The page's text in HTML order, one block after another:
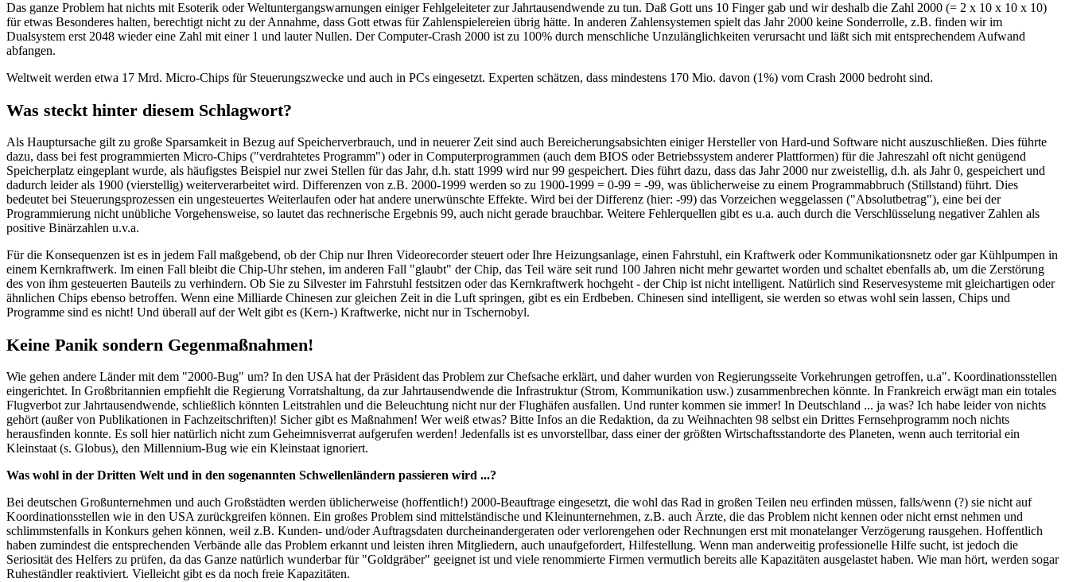
Das ganze Problem hat nichts mit Esoterik oder Weltuntergangswarnungen einiger Fehlgeleiteter zur Jahrtausendwende zu tun. Daß Gott uns 10 Finger gab und wir deshalb die Zahl 2000 (= 2 x 10 x 10 x 10)
für etwas Besonderes halten, berechtigt nicht zu der Annahme, dass Gott etwas für Zahlenspielereien übrig hätte. In anderen Zahlensystemen spielt das Jahr 2000 keine Sonderrolle, z.B. finden wir im
Dualsystem erst 2048 wieder eine Zahl mit einer 1 und lauter Nullen. Der Computer-Crash 2000 ist zu 100% durch menschliche Unzulänglichkeiten verursacht und läßt sich mit entsprechendem Aufwand
abfangen.
Weltweit werden etwa 17 Mrd. Micro-Chips für Steuerungszwecke und auch in PCs eingesetzt. Experten schätzen, dass mindestens 170 Mio. davon (1%) vom Crash 2000 bedroht sind.
Was steckt hinter diesem Schlagwort?
Als Hauptursache gilt zu große Sparsamkeit in Bezug auf Speicherverbrauch, und in neuerer Zeit sind auch Bereicherungsabsichten einiger Hersteller von Hard-und Software nicht auszuschließen. Dies führte
dazu, dass bei fest programmierten Micro-Chips ("verdrahtetes Programm") oder in Computerprogrammen (auch dem BIOS oder Betriebssystem anderer Plattformen) für die Jahreszahl oft nicht genügend
Speicherplatz eingeplant wurde, als häufigstes Beispiel nur zwei Stellen für das Jahr, d.h. statt 1999 wird nur 99 gespeichert. Dies führt dazu, dass das Jahr 2000 nur zweistellig, d.h. als Jahr 0, gespeichert und
dadurch leider als 1900 (vierstellig) weiterverarbeitet wird. Differenzen von z.B. 2000-1999 werden so zu 1900-1999 = 0-99 = -99, was üblicherweise zu einem Programmabbruch (Stillstand) führt. Dies
bedeutet bei Steuerungsprozessen ein ungesteuertes Weiterlaufen oder hat andere unerwünschte Effekte. Wird bei der Differenz (hier: -99) das Vorzeichen weggelassen ("Absolutbetrag"), eine bei der
Programmierung nicht unübliche Vorgehensweise, so lautet das rechnerische Ergebnis 99, auch nicht gerade brauchbar. Weitere Fehlerquellen gibt es u.a. auch durch die Verschlüsselung negativer Zahlen als
positive Binärzahlen u.v.a.
Für die Konsequenzen ist es in jedem Fall maßgebend, ob der Chip nur Ihren Videorecorder steuert oder Ihre Heizungsanlage, einen Fahrstuhl, ein Kraftwerk oder Kommunikationsnetz oder gar Kühlpumpen in
einem Kernkraftwerk. Im einen Fall bleibt die Chip-Uhr stehen, im anderen Fall "glaubt" der Chip, das Teil wäre seit rund 100 Jahren nicht mehr gewartet worden und schaltet ebenfalls ab, um die Zerstörung
des von ihm gesteuerten Bauteils zu verhindern. Ob Sie zu Silvester im Fahrstuhl festsitzen oder das Kernkraftwerk hochgeht - der Chip ist nicht intelligent. Natürlich sind Reservesysteme mit gleichartigen oder
ähnlichen Chips ebenso betroffen. Wenn eine Milliarde Chinesen zur gleichen Zeit in die Luft springen, gibt es ein Erdbeben. Chinesen sind intelligent, sie werden so etwas wohl sein lassen, Chips und
Programme sind es nicht! Und überall auf der Welt gibt es (Kern-) Kraftwerke, nicht nur in Tschernobyl.
Keine Panik sondern Gegenmaßnahmen!
Wie gehen andere Länder mit dem "2000-Bug" um? In den USA hat der Präsident das Problem zur Chefsache erklärt, und daher wurden von Regierungsseite Vorkehrungen getroffen, u.a". Koordinationsstellen
eingerichtet. In Großbritannien empfiehlt die Regierung Vorratshaltung, da zur Jahrtausendwende die Infrastruktur (Strom, Kommunikation usw.) zusammenbrechen könnte. In Frankreich erwägt man ein totales
Flugverbot zur Jahrtausendwende, schließlich könnten Leitstrahlen und die Beleuchtung nicht nur der Flughäfen ausfallen. Und runter kommen sie immer! In Deutschland ... ja was? Ich habe leider von nichts
gehört (außer von Publikationen in Fachzeitschriften)! Sicher gibt es Maßnahmen! Wer weiß etwas? Bitte Infos an die Redaktion, da zu Weihnachten 98 selbst ein Drittes Fernsehprogramm noch nichts
herausfinden konnte. Es soll hier natürlich nicht zum Geheimnisverrat aufgerufen werden! Jedenfalls ist es unvorstellbar, dass einer der größten Wirtschaftsstandorte des Planeten, wenn auch territorial ein
Kleinstaat (s. Globus), den Millennium-Bug wie ein Kleinstaat ignoriert.
Was wohl in der Dritten Welt und in den sogenannten Schwellenländern passieren wird ...?
Bei deutschen Großunternehmen und auch Großstädten werden üblicherweise (hoffentlich!) 2000-Beauftrage eingesetzt, die wohl das Rad in großen Teilen neu erfinden müssen, falls/wenn (?) sie nicht auf
Koordinationsstellen wie in den USA zurückgreifen können. Ein großes Problem sind mittelständische und Kleinunternehmen, z.B. auch Ärzte, die das Problem nicht kennen oder nicht ernst nehmen und
schlimmstenfalls in Konkurs gehen können, weil z.B. Kunden- und/oder Auftragsdaten durcheinandergeraten oder verlorengehen oder Rechnungen erst mit monatelanger Verzögerung rausgehen. Hoffentlich
haben zumindest die entsprechenden Verbände alle das Problem erkannt und leisten ihren Mitgliedern, auch unaufgefordert, Hilfestellung. Wenn man anderweitig professionelle Hilfe sucht, ist jedoch die
Seriosität des Helfers zu prüfen, da das Ganze natürlich wunderbar für "Goldgräber" geeignet ist und viele renommierte Firmen vermutlich bereits alle Kapazitäten ausgelastet haben. Wie man hört, werden sogar
Ruheständler reaktiviert. Vielleicht gibt es da noch freie Kapazitäten.